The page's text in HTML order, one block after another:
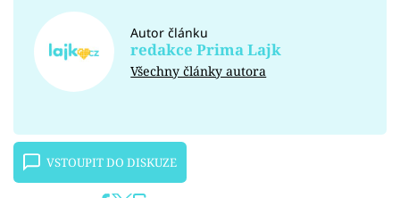
Autor článku
redakce Prima Lajk
Všechny články autora
VSTOUPIT DO DISKUZE